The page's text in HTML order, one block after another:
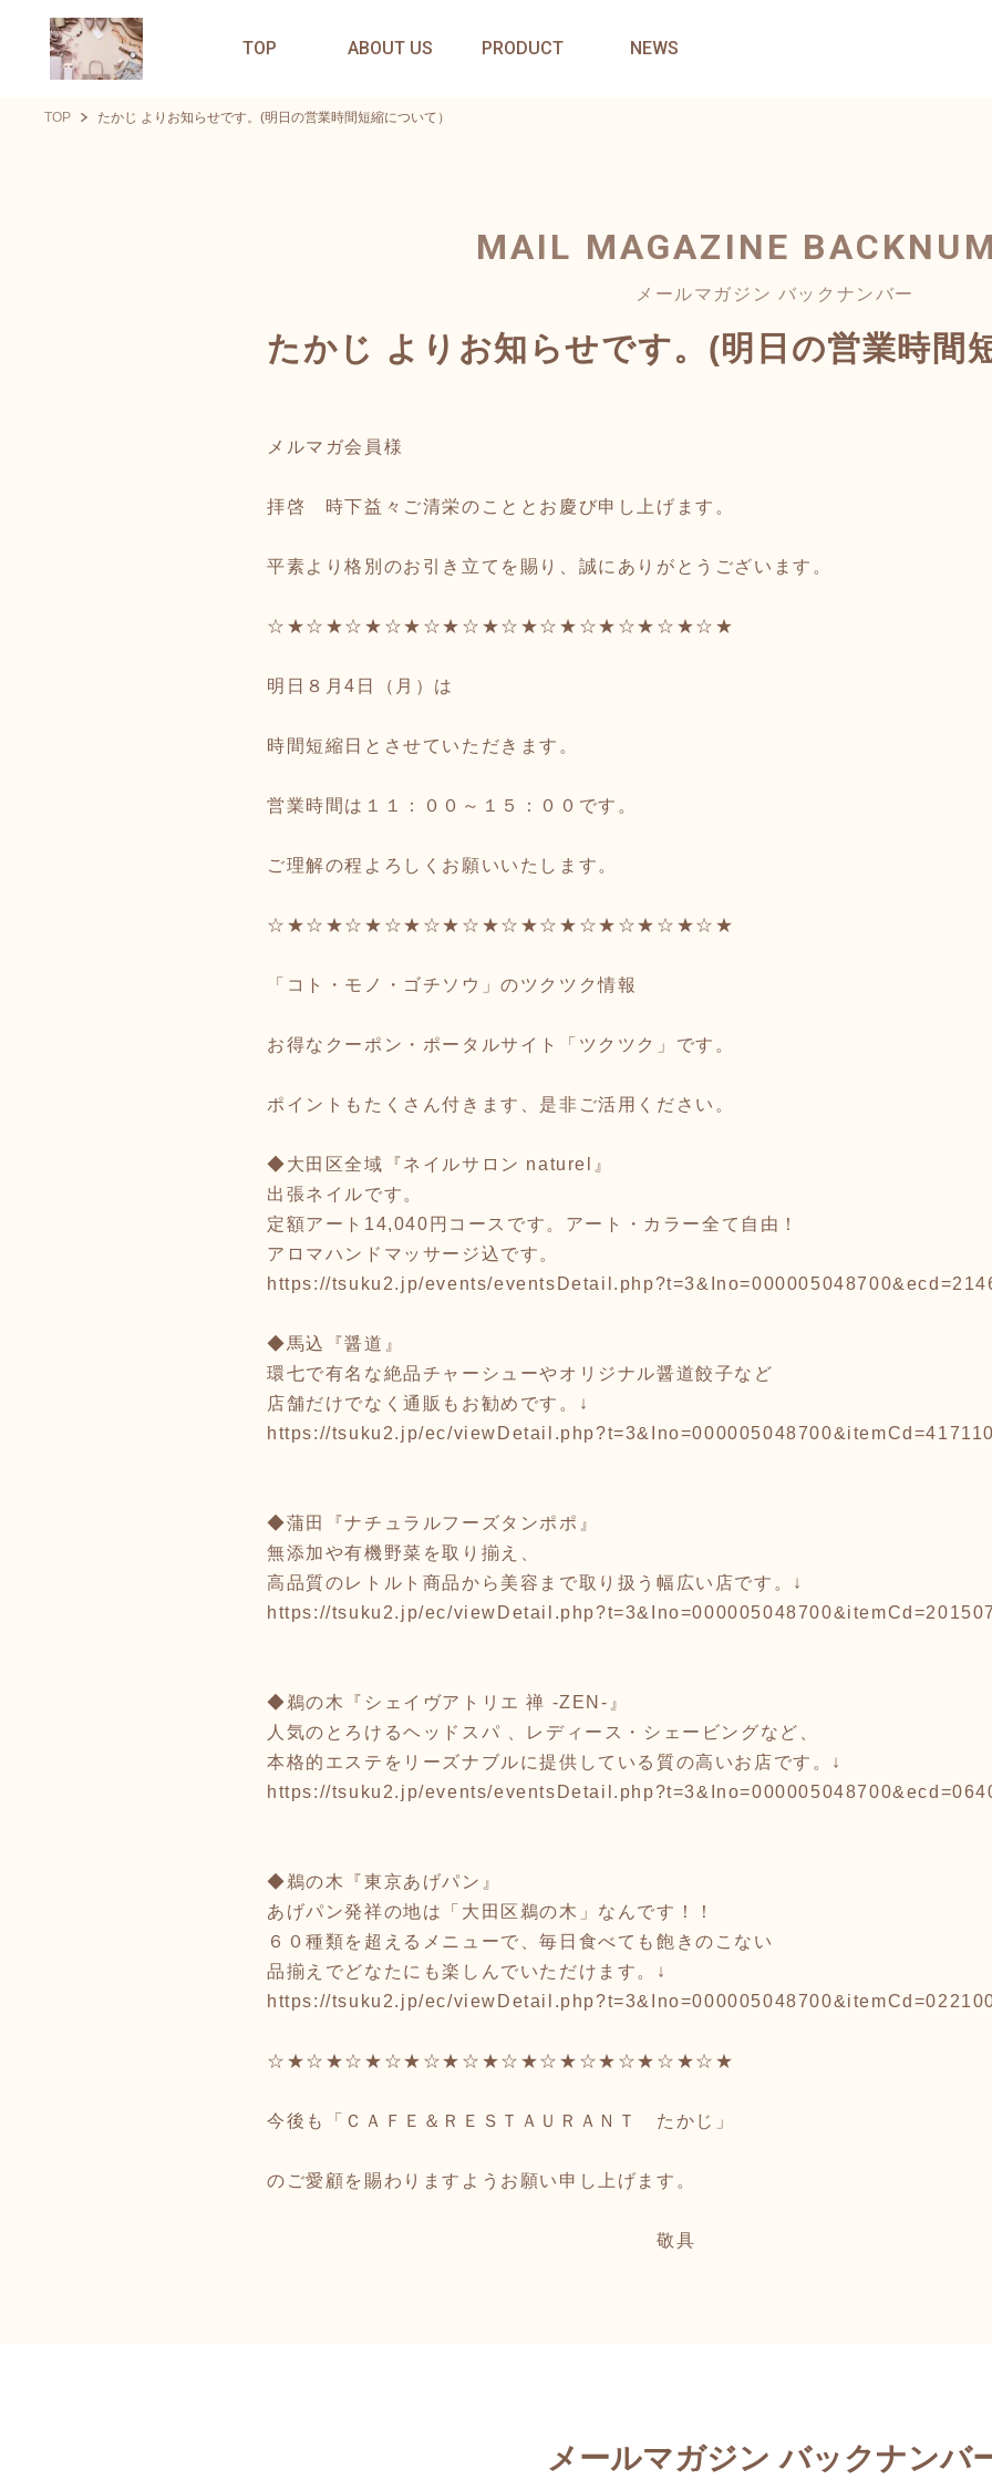
TOP ABOUT US PRODUCT NEWS
TOP たかじ よりお知らせです。(明日の営業時間短縮について）
MAIL MAGAZINE
メールマガジン バックナンバー
たかじ よりお知らせです。(明日の営業時間
メルマガ会員様
拝啓 時下益々ご清栄のこととお慶び申し上げます。
平素より格別のお引き立てを賜り、誠にありがとうございます。
☆★☆★☆★☆★☆★☆★☆★☆★☆★☆★☆★☆★
明日８月4日（月）は
時間短縮日とさせていただきます。
営業時間は１１：００～１５：００です。
ご理解の程よろしくお願いいたします。
☆★☆★☆★☆★☆★☆★☆★☆★☆★☆★☆★☆★
「コト・モノ・ゴチソウ」のツクツク情報
お得なクーポン・ポータルサイト「ツクツク」です。
ポイントもたくさん付きます、是非ご活用ください。
◆大田区全域『ネイルサロン naturel』
出張ネイルです。
定額アート14,040円コースです。アート・カラー全て自由！
アロマハンドマッサージ込です。
https://tsuku2.jp/events/
◆馬込『醤道』
環七で有名な絶品チャーシューやオリジナル醤道餃子など
店舗だけでなく通販もお勧めです。↓
https://tsuku2.jp/ec/
◆蒲田『ナチュラルフーズタンポポ』
無添加や有機野菜を取り揃え、
高品質のレトルト商品から美容まで取り扱う幅広い店です。↓
https://tsuku2.jp/ec/
◆鵜の木『シェイヴアトリエ 禅 -ZEN-』
人気のとろけるヘッドスパ 、レディース・シェービングなど、
本格的エステをリーズナブルに提供している質の高いお店です。↓
https://tsuku2.jp/events/
◆鵜の木『東京あげパン』
あげパン発祥の地は「大田区鵜の木」なんです！！
６０種類を超えるメニューで、毎日食べても飽きのこない
品揃えでどなたにも楽しんでいただけます。↓
https://tsuku2.jp/ec/
☆★☆★☆★☆★☆★☆★☆★☆★☆★☆★☆★☆★
今後も「ＣＡＦＥ＆ＲＥＳＴＡＵＲＡＮＴ たかじ」
のご愛顧を賜わりますようお願い申し上げます。
敬具
メールマガジン バックナンバ